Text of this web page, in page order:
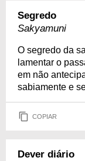
Segredo
Sakyamuni
O segredo da
lamentar o
em não
sabiamente e
COPIAR
Dever diário